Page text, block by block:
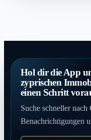
Hol dir die App
zyprischen
einen Schritt
Suche schneller
Benachrichtigungen